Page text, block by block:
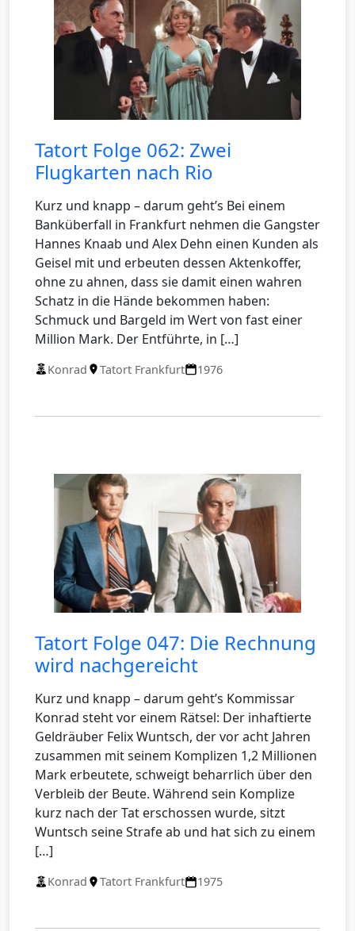
Tatort Folge 062: Zwei
Flugkarten nach Rio
Kurz und knapp – darum geht’s Bei einem
Banküberfall in Frankfurt nehmen die Gangster
Hannes Knaab und Alex Dehn einen Kunden als
Geisel mit und erbeuten dessen Aktenkoffer,
ohne zu ahnen, dass sie damit einen wahren
Schatz in die Hände bekommen haben:
Schmuck und Bargeld im Wert von fast einer
Million Mark. Der Entführte, in […]
Konrad Tatort Frankfurt 1976
Tatort Folge 047: Die Rechnung
wird nachgereicht
Kurz und knapp – darum geht’s Kommissar
Konrad steht vor einem Rätsel: Der inhaftierte
Geldräuber Felix Wuntsch, der vor acht Jahren
zusammen mit seinem Komplizen 1,2 Millionen
Mark erbeutete, schweigt beharrlich über den
Verbleib der Beute. Während sein Komplize
kurz nach der Tat erschossen wurde, sitzt
Wuntsch seine Strafe ab und hat sich zu einem
[…]
Konrad Tatort Frankfurt 1975